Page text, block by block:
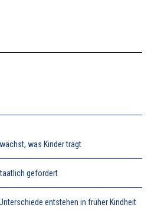
was Kinder trägt
gefördert
entstehen in früher Kindheit